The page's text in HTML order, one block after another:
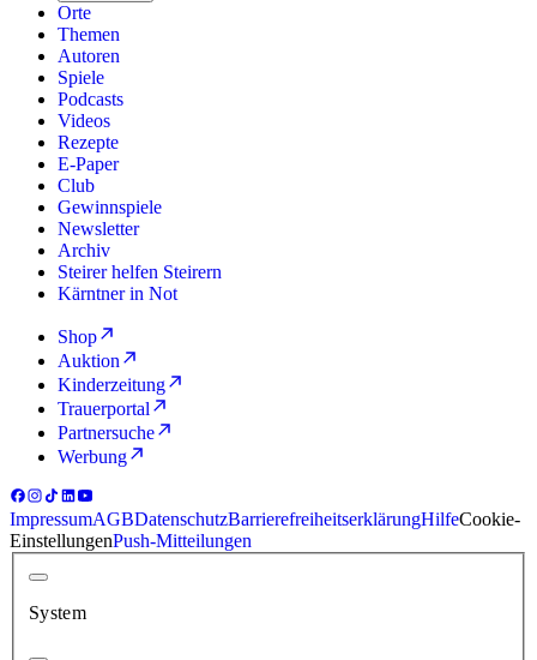
Orte
Themen
Autoren
Spiele
Podcasts
Videos
Rezepte
E-Paper
Club
Gewinnspiele
Newsletter
Archiv
Steirer helfen Steirern
Kärntner in Not
Shop
Auktion
Kinderzeitung
Trauerportal
Partnersuche
Werbung
ImpressumAGBDatenschutzBarrierefreiheitserklärungHilfeCookie-
EinstellungenPush-Mitteilungen
System